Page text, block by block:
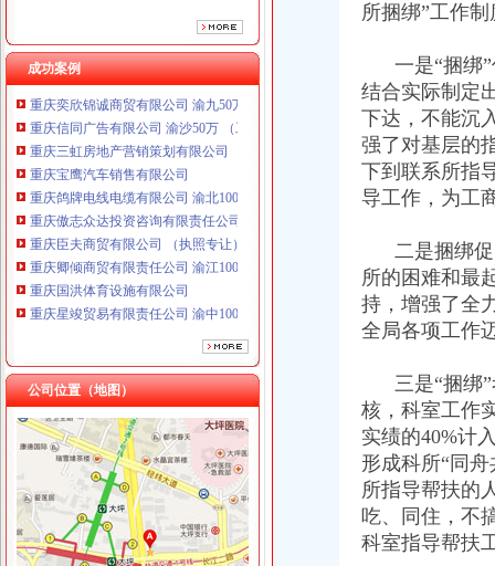
成功案例
重庆星竣贸易有限责任公司 渝中100万 （进出口权）
重庆海谛升进出口贸易有限公司 渝北100万 （进出口权）
重庆奕欣锦诚商贸有限公司 渝九50万 （工商注册）
重庆信同广告有限公司 渝沙50万 （工商注册）
重庆三虹房地产营销策划有限公司
重庆宝鹰汽车销售有限公司
重庆鸽牌电线电缆有限公司 渝北10010万 (进出口权)
重庆傲志众达投资咨询有限责任公司 渝九1000万 （增资）
重庆臣夫商贸有限公司 （执照专让）
重庆卿倾商贸有限责任公司 渝江100万 （工商注册）
重庆国洪体育设施有限公司
重庆星竣贸易有限责任公司 渝中100万 （进出口权）
重庆海谛升进出口贸易有限公司 渝北100万 （进出口权）
重庆奕欣锦诚商贸有限公司 渝九50万 （工商注册）
重庆信同广告有限公司 渝沙50万 （工商注册）
重庆三虹房地产营销策划有限公司
重庆宝鹰汽车销售有限公司
公司位置（地图）
工商动态
所捆绑”工作
一是“捆绑”
结合实际制定
下达，不能沉
强了对基层的
下到联系所指
导工作，为工
二是捆绑促
所的困难和最
持，增强了全
全局各项工作
三是“捆绑”
核，科室工作
实绩的40%计
形成科所“同
所指导帮扶的
吃、同住，不
科室指导帮扶